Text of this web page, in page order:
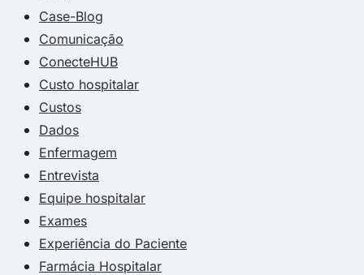
Case-Blog
Comunicação
ConecteHUB
Custo hospitalar
Custos
Dados
Enfermagem
Entrevista
Equipe hospitalar
Exames
Experiência do Paciente
Farmácia Hospitalar